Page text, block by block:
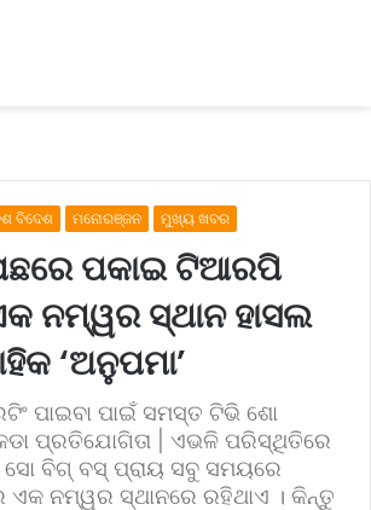
ବିଦେଶ ମନୋରଞ୍ଜନ ମୁଖ୍ୟ ଖବର
ପକାଇ ଟିଆରପି
ନମ୍ୱର ସ୍ଥାନ ହାସଲ
‘ଅନୁପମା’
ପାଇବା ପାଇଁ ସମସ୍ତ ଟିଭି ଶୋ
ପ୍ରତିଯୋଗିତା | ଏଭଳି ପରିସ୍ଥିତିରେ
ସୋ ବିଗ୍ ବସ୍ ପ୍ରାୟ ସବୁ ସମୟରେ
ନମ୍ୱର ସ୍ଥାନରେ ରହିଥାଏ । କିନ୍ତୁ